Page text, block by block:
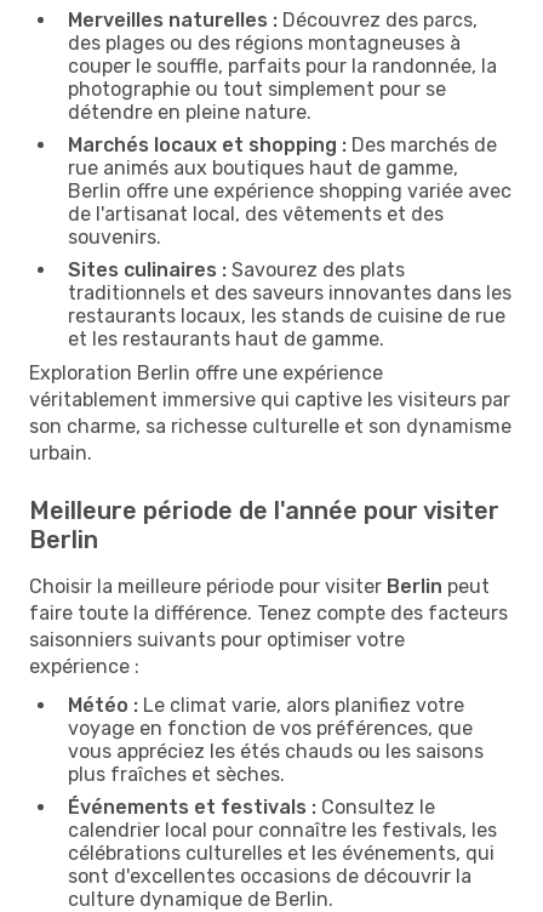
Merveilles naturelles : Découvrez des parcs,
des plages ou des régions montagneuses à
couper le souffle, parfaits pour la randonnée, la
photographie ou tout simplement pour se
détendre en pleine nature.
Marchés locaux et shopping : Des marchés de
rue animés aux boutiques haut de gamme,
Berlin offre une expérience shopping variée avec
de l'artisanat local, des vêtements et des
souvenirs.
Sites culinaires : Savourez des plats
traditionnels et des saveurs innovantes dans les
restaurants locaux, les stands de cuisine de rue
et les restaurants haut de gamme.
Exploration Berlin offre une expérience
véritablement immersive qui captive les visiteurs par
son charme, sa richesse culturelle et son dynamisme
urbain.
Meilleure période de l'année pour visiter
Berlin
Choisir la meilleure période pour visiter Berlin peut
faire toute la différence. Tenez compte des facteurs
saisonniers suivants pour optimiser votre
expérience :
Météo : Le climat varie, alors planifiez votre
voyage en fonction de vos préférences, que
vous appréciez les étés chauds ou les saisons
plus fraîches et sèches.
Événements et festivals : Consultez le
calendrier local pour connaître les festivals, les
célébrations culturelles et les événements, qui
sont d'excellentes occasions de découvrir la
culture dynamique de Berlin.